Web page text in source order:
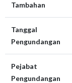
Tambahan
Tanggal
Pengundangan
Pejabat
Pengundangan